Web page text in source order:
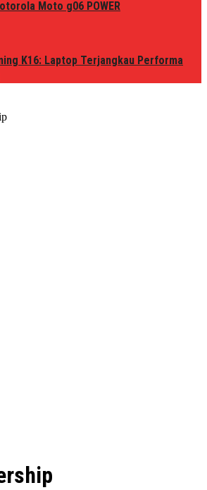
Moto g06 POWER
K16: Laptop Terjangkau Performa